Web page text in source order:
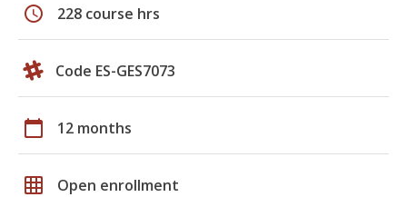
schedule 228 course hrs
Code ES-GES7073
calendar_today 12 months
grid_on Open enrollment